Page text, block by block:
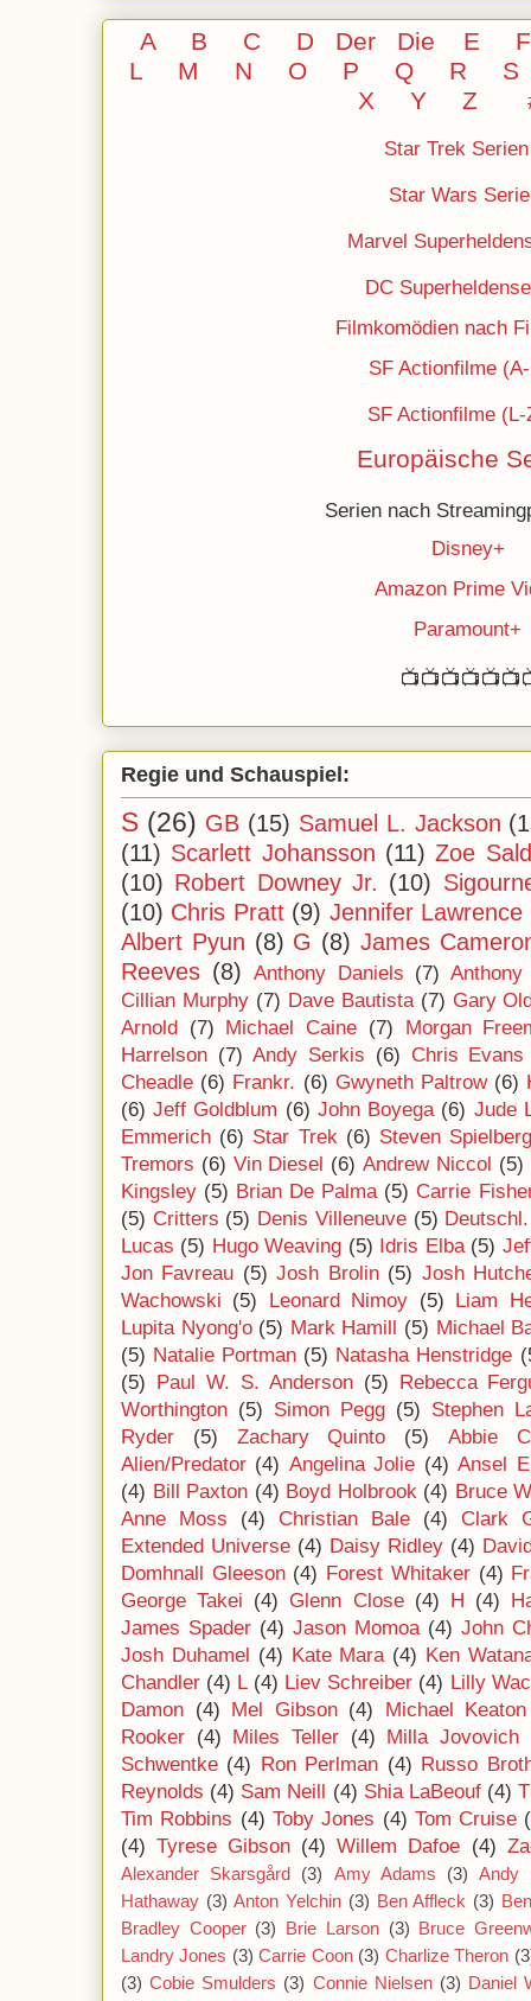
A B C D Der Die E
L
M N O P Q R
S
X Y
Z
Star Trek Serien
Star Wars
Marvel
DC
Filmkomödien nach
SF Actionfilme
SF Actionfilme (L-
Europäische
Serien nach
Disney+
Amazon Prime
Paramount+
Regie und Schauspiel:
S (26) GB (15) Samuel L. Jackson
(11) Scarlett Johansson (11) Zoe
(10) Robert Downey Jr. (10)
(10) Chris Pratt (9) Jennifer Lawrence
Albert Pyun (8) G (8) James
Reeves (8) Anthony Daniels (7)
Cillian Murphy (7) Dave Bautista (7) Gary
Arnold (7) Michael Caine (7)
Morgan
Harrelson (7) Andy Serkis (6) Chris Evans
Cheadle (6) Frankr. (6) Gwyneth Paltrow (6)
(6) Jeff Goldblum (6) John Boyega (6) Jude
Emmerich (6) Star Trek (6) Steven
Tremors (6) Vin Diesel (6) Andrew Niccol (5)
Kingsley (5) Brian De Palma (5) Carrie
(5) Critters (5) Denis Villeneuve (5) Deutschl.
Lucas (5) Hugo Weaving (5) Idris Elba (5)
Jon Favreau (5) Josh Brolin (5) Josh
Wachowski (5) Leonard Nimoy (5) Liam
Lupita Nyong'o (5) Mark Hamill (5) Michael
(5) Natalie Portman (5) Natasha Henstridge
(5) Paul W. S. Anderson (5) Rebecca
Worthington (5) Simon Pegg (5) Stephen
Ryder
(5) Zachary Quinto (5)
Abbie
Alien/Predator (4) Angelina Jolie (4) Ansel
(4) Bill Paxton (4) Boyd Holbrook (4) Bruce
Anne Moss
(4) Christian Bale (4)
Clark
Extended Universe (4) Daisy Ridley (4)
Domhnall Gleeson (4) Forest Whitaker (4)
George Takei (4) Glenn Close (4) H (4)
James Spader (4) Jason Momoa (4) John
Josh Duhamel (4) Kate Mara (4) Ken
Chandler (4) L (4) Liev Schreiber (4) Lilly
Damon (4) Mel Gibson (4)
Michael Keaton
Rooker (4) Miles Teller (4) Milla Jovovich
Schwentke (4) Ron Perlman (4) Russo
Reynolds (4) Sam Neill (4) Shia LaBeouf (4)
Tim Robbins (4) Toby Jones (4) Tom Cruise
(4) Tyrese Gibson (4) Willem Dafoe (4)
Alexander Skarsgård (3) Amy Adams (3)
Andy
Hathaway (3) Anton Yelchin (3) Ben Affleck (3)
Bradley Cooper (3) Brie Larson (3) Bruce
Landry Jones (3) Carrie Coon (3) Charlize Theron
(3) Cobie Smulders (3) Connie Nielsen (3) Daniel